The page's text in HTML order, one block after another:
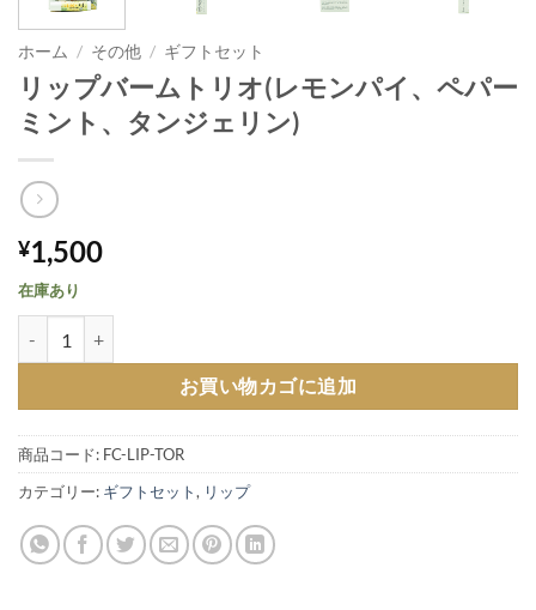
ホーム / その他 / ギフトセット
リップバームトリオ(レモンパイ、ペパー
ミント、タンジェリン)
¥1,500
在庫あり
お買い物カゴに追加
商品コード: FC-LIP-TOR
カテゴリー: ギフトセット, リップ